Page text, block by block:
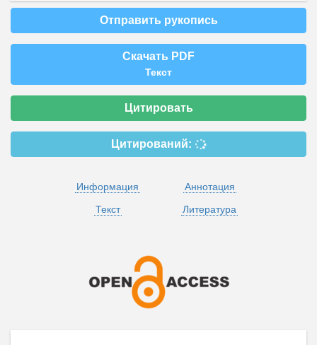
Отправить рукопись
Скачать PDF
Текст
Цитировать
Цитирований:
Информация
Аннотация
Текст
Литература